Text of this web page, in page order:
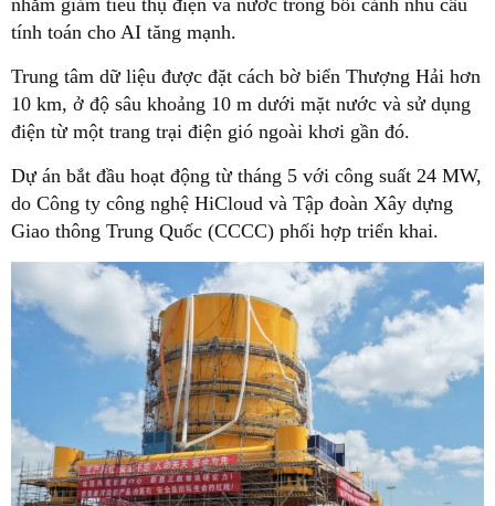
nhằm giảm tiêu thụ điện và nước trong bối cảnh nhu cầu
tính toán cho AI tăng mạnh.
Trung tâm dữ liệu được đặt cách bờ biển Thượng Hải hơn
10 km, ở độ sâu khoảng 10 m dưới mặt nước và sử dụng
điện từ một trang trại điện gió ngoài khơi gần đó.
Dự án bắt đầu hoạt động từ tháng 5 với công suất 24 MW,
do Công ty công nghệ HiCloud và Tập đoàn Xây dựng
Giao thông Trung Quốc (CCCC) phối hợp triển khai.